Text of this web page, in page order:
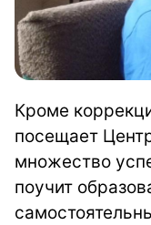
Кроме
посещает
множество
поучит